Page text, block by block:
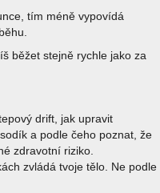
tím méně vypovídá
běžet stejně rychle jako za
drift, jak upravit
a podle čeho poznat, že
zdravotní riziko.
zvládá tvoje tělo. Ne podle